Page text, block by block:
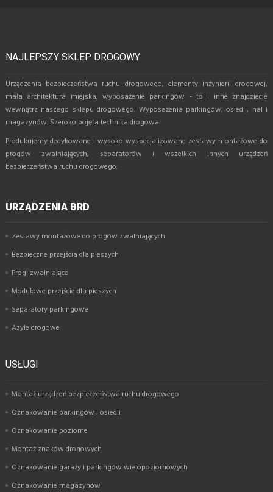
NAJLEPSZY SKLEP DROGOWY
Urządzenia bezpieczeństwa ruchu drogowego, elementy inżynierii drogowej,
mała architektura miejska, wyposażenie parkingów - to i inne znajdziecie
wewnątrz naszego sklepu drogowego. Wyposażenia parkingów, osiedli, hal i
magazynów. Szeroko pojęta technika drogowa.
Produkujemy dedykowane i wysoko wyspecjalizowane zestawy montażowe do
progów zwalniających, separatorów i wszelkich innych urządzeń
bezpieczeństwa ruchu drogowego.
URZĄDZENIA BRD
Zestawy montażowe do progów zwalniających
Bezpieczne przejścia dla pieszych
Progi zwalniające
Modułowe przejście dla pieszych
Separatory parkingowe
Azyle drogowe
USŁUGI
Montaż urządzeń bezpieczeństwa ruchu drogowego
Oznakowanie parkingów i osiedli
Oznakowanie poziome
Montaż znaków drogowych
Oznakowanie garaży i parkingów wielopoziomowych
Oznakowanie magazynów